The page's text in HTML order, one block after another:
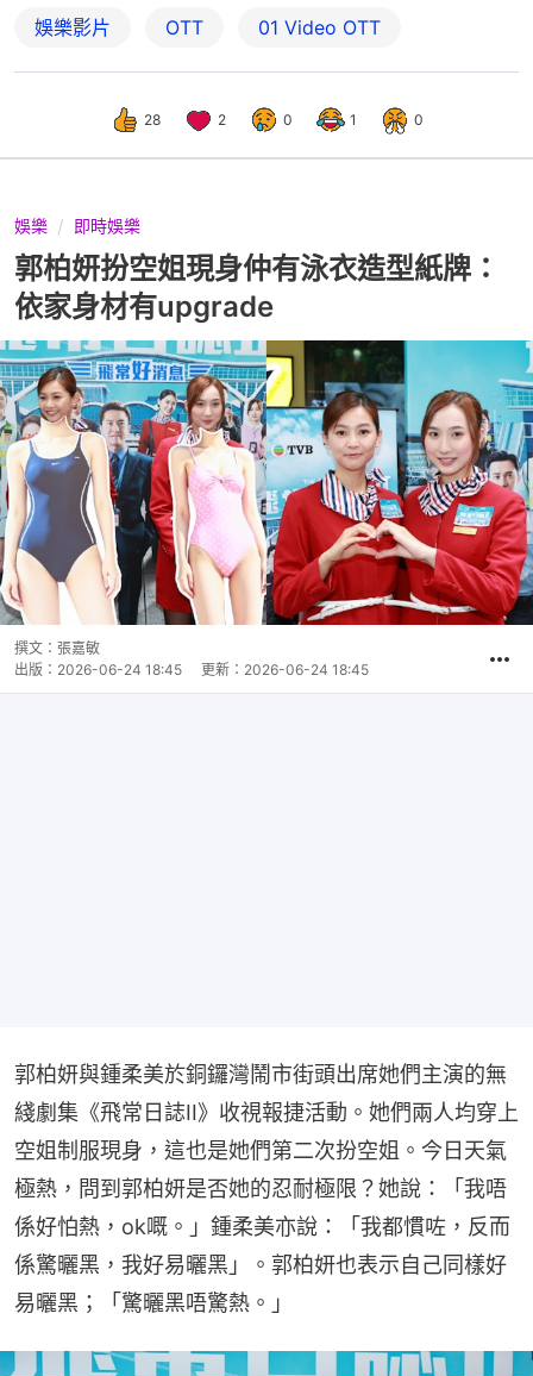
娛樂影片 OTT 01‌ ‌Video‌ ‌OTT
28 2 0 1 0
娛樂 即時娛樂
郭柏妍扮空姐現身仲有泳衣造型紙牌：
依家身材有upgrade
撰文： 張嘉敏
出版： 2026-06-24 18:45 更新： 2026-06-24 18:45
郭柏妍與鍾柔美於銅鑼灣鬧市街頭出席她們主演的無
綫劇集《飛常日誌II》收視報捷活動。她們兩人均穿上
空姐制服現身，這也是她們第二次扮空姐。今日天氣
極熱，問到郭柏妍是否她的忍耐極限？她說：「我唔
係好怕熱，ok嘅。」鍾柔美亦說：「我都慣咗，反而
係驚曬黑，我好易曬黑」。郭柏妍也表示自己同樣好
易曬黑；「驚曬黑唔驚熱。」